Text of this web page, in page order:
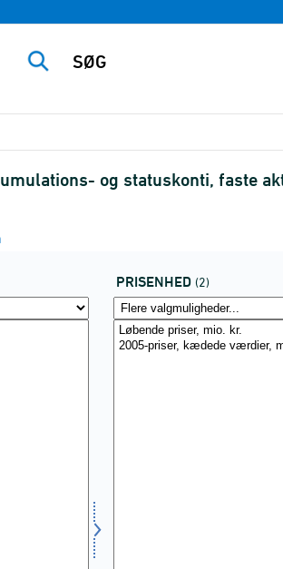
og statuskonti, faste
PRISENHED (2)